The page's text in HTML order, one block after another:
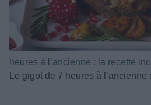
heures à l’ancienne : la recette
Le gigot de 7 heures à l’ancienne